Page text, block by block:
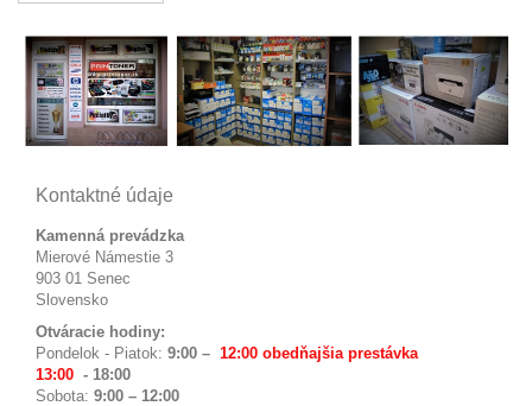
Kontaktné údaje
Kamenná prevádzka
Mierové Námestie 3
903 01 Senec
Slovensko
Otváracie hodiny:
Pondelok - Piatok: 9:00 – 12:00 obedňajšia prestávka
13:00 - 18:00
Sobota: 9:00 – 12:00